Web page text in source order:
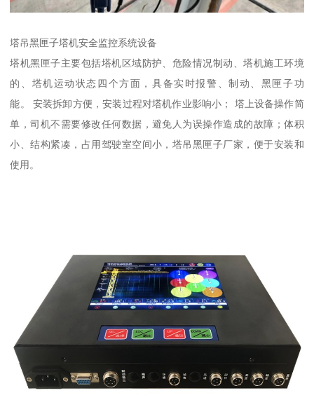
塔吊黑匣子塔机安全监控系统设备
塔机黑匣子主要包括塔机区域防护、危险情况制动、塔机施工环境
的、塔机运动状态四个方面，具备实时报警、制动、黑匣子功
能。 安装拆卸方便，安装过程对塔机作业影响小； 塔上设备操作简
单，司机不需要修改任何数据，避免人为误操作造成的故障；体积
小、结构紧凑，占用驾驶室空间小，塔吊黑匣子厂家，便于安装和
使用。